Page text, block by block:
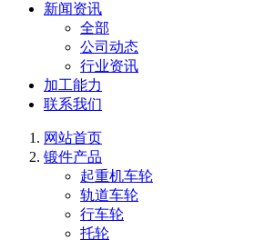
新闻资讯
全部
公司动态
行业资讯
加工能力
联系我们
网站首页
锻件产品
起重机车轮
轨道车轮
行车轮
托轮